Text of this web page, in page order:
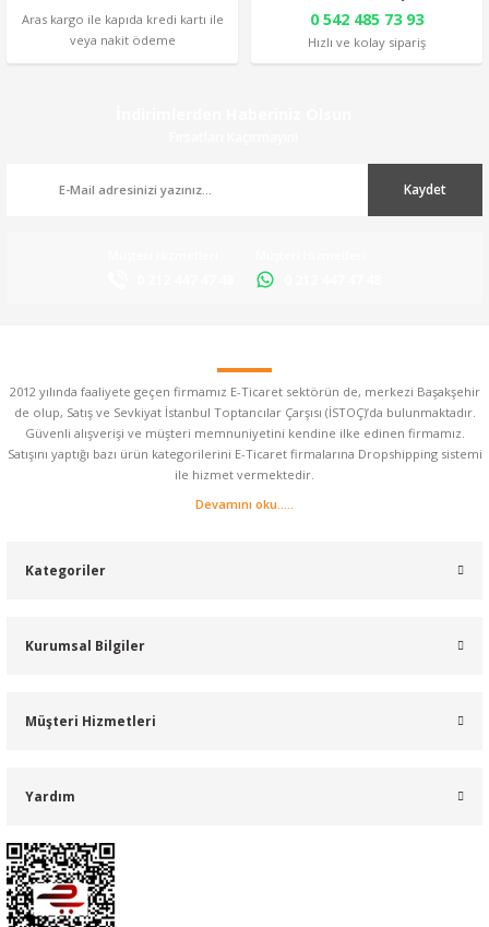
Aras kargo ile kapıda kredi kartı ile
veya nakit ödeme
0 542 485 73 93
Hızlı ve kolay sipariş
Kaydet
2012 yılında faaliyete geçen firmamız E-Ticaret sektörün de, merkezi Başakşehir
de olup, Satış ve Sevkiyat İstanbul Toptancılar Çarşısı (İSTOÇ)’da bulunmaktadır.
Güvenli alışverişi ve müşteri memnuniyetini kendine ilke edinen firmamız.
Satışını yaptığı bazı ürün kategorilerini E-Ticaret firmalarına Dropshipping sistemi
ile hizmet vermektedir.
Devamını oku.....
Kategoriler
Kurumsal Bilgiler
Müşteri Hizmetleri
Yardım